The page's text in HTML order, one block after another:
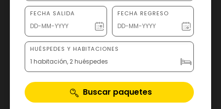
FECHA SALIDA FECHA REGRESO
HUÉSPEDES Y HABITACIONES
1 habitación, 2 huéspedes
Buscar paquetes